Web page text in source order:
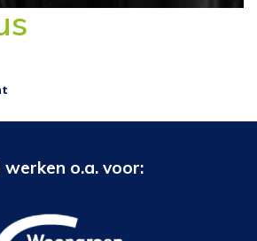
o.a. voor: